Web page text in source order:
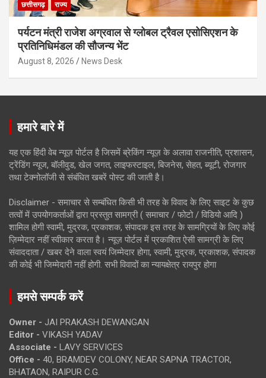
छत्तीसगढ़ राज्य
पर्यटन मंत्री राजेश अग्रवाल से ग्लोबल ट्रैवल एसोसिएशन के
प्रतिनिधिमंडल की सौजन्य भेंट
August 8, 2026 News Desk
हमारे बारे में
यह एक हिंदी वेब न्यूज़ पोर्टल है जिसमें ब्रेकिंग न्यूज़ के अलावा राजनीति, प्रशासन,
ट्रेंडिंग न्यूज, बॉलीवुड, खेल जगत, लाइफस्टाइल, बिजनेस, सेहत, ब्यूटी, रोजगार
तथा टेक्नोलॉजी से संबंधित खबरें पोस्ट की जाती है।
Disclaimer - समाचार से सम्बंधित किसी भी तरह के विवाद के लिए साइट के कुछ
तत्वों में उपयोगकर्ताओं द्वारा प्रस्तुत सामग्री ( समाचार / फोटो / विडियो आदि )
शामिल होगी स्वामी, मुद्रक, प्रकाशक, संपादक इस तरह के सामग्रियों के लिए कोई
ज़िम्मेदार नहीं स्वीकार करता है। न्यूज़ पोर्टल में प्रकाशित ऐसी सामग्री के लिए
संवाददाता / खबर देने वाला स्वयं जिम्मेदार होगा, स्वामी, मुद्रक, प्रकाशक, संपादक
की कोई भी जिम्मेदारी नहीं होगी. सभी विवादों का न्यायक्षेत्र रायपुर होगा
हमसे सम्पर्क करें
Owner - JAI PRAKASH DEWANGAN
Editor - VIKASH YADAV
Associate - LAVY SERVICES
Office - 40, BRAMDEV COLONY, NEAR SAPNA TRACTOR,
BHATAON, RAIPUR C.G.